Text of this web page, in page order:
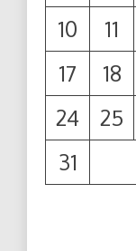
10
11
17
18
24
25
31